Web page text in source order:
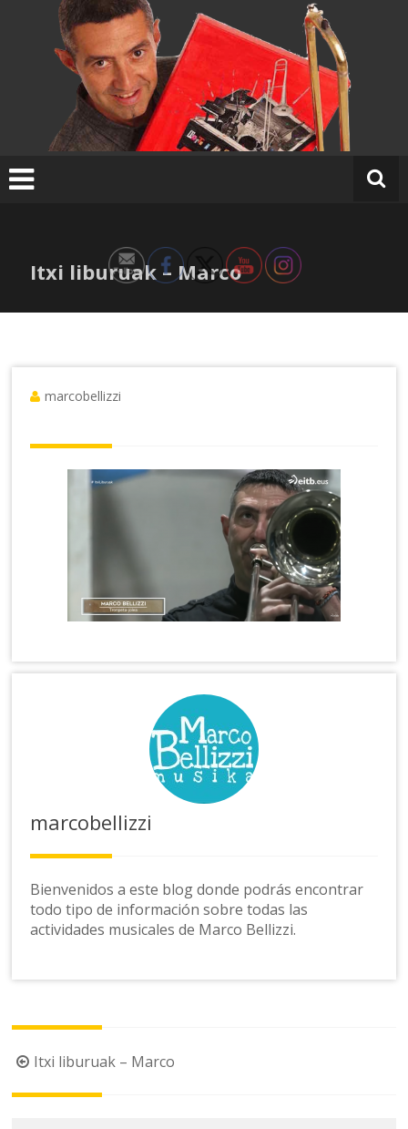
contenido
Itxi liburuak – Marco
marcobellizzi
marcobellizzi
Bienvenidos a este blog donde podrás encontrar
todo tipo de información sobre todas las
actividades musicales de Marco Bellizzi.
Navegación
de
Itxi liburuak – Marco